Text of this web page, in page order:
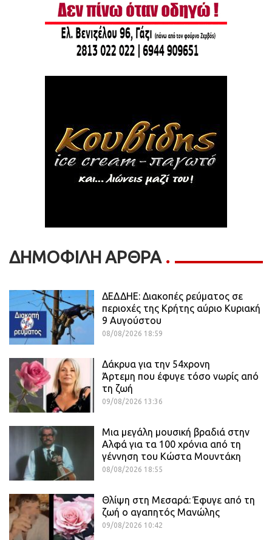
ΔΗΜΟΦΙΛΗ ΑΡΘΡΑ
ΔΕΔΔΗΕ: Διακοπές ρεύματος σε
περιοχές της Κρήτης αύριο Κυριακή
9 Αυγούστου
08/08/2026 18:59
Δάκρυα για την 54χρονη
Άρτεμη που έφυγε τόσο νωρίς από
τη ζωή
09/08/2026 13:36
Μια μεγάλη μουσική βραδιά στην
Αλφά για τα 100 χρόνια από τη
γέννηση του Κώστα Μουντάκη
08/08/2026 18:55
Θλίψη στη Μεσαρά: Έφυγε από τη
ζωή ο αγαπητός Μανώλης
09/08/2026 10:42